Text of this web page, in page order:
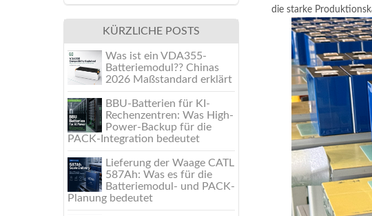
die starke
KÜRZLICHE POSTS
Was ist ein VDA355-
Batteriemodul?? Chinas
2026 Maßstandard erklärt
BBU-Batterien für KI-
Rechenzentren: Was High-
Power-Backup für die
PACK-Integration bedeutet
Lieferung der Waage CATL
587Ah: Was es für die
Batteriemodul- und PACK-
Planung bedeutet